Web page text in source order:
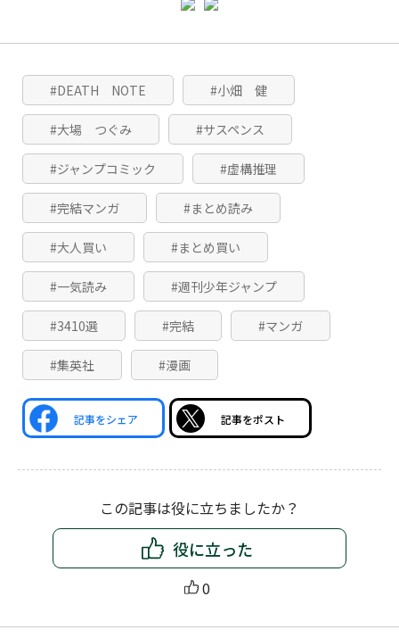
#DEATH NOTE #小畑 健
#大場 つぐみ #サスペンス
#ジャンプコミック #虚構推理
#完結マンガ #まとめ読み
#大人買い #まとめ買い
#一気読み #週刊少年ジャンプ
#3410選 #完結 #マンガ
#集英社 #漫画
記事をシェア 記事をポスト
この記事は役に立ちましたか？
役に立った
0